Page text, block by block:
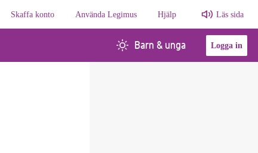
Skaffa konto Använda Legimus Hjälp Läs sida
Barn & unga Logga in